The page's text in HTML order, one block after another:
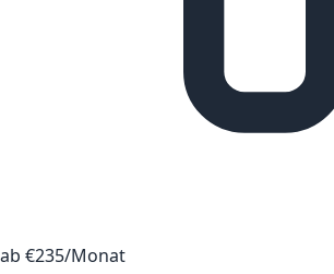
ab €235/Monat